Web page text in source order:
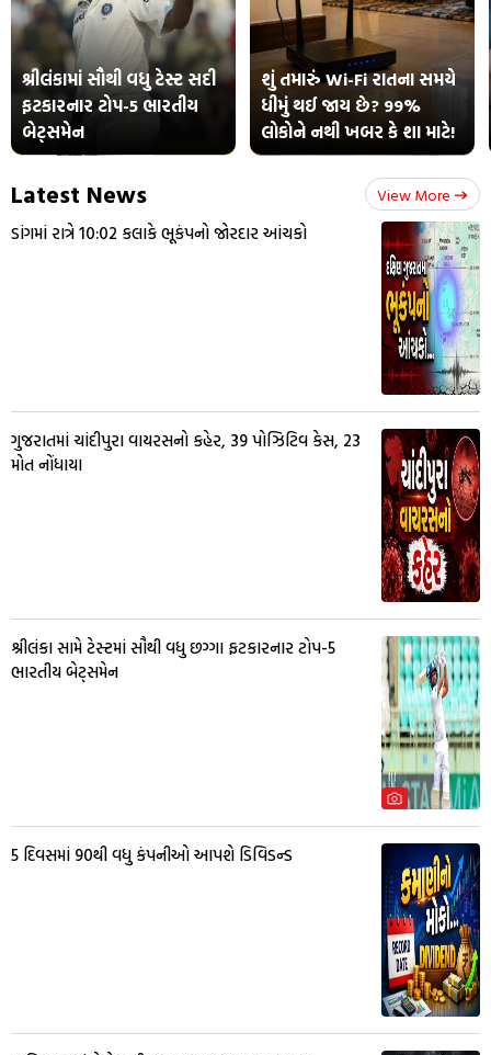
શ્રીલંકામાં સૌથી વધુ ટેસ્ટ સદી
ફટકારનાર ટોપ-5 ભારતીય
બેટ્સમેન
શું તમારું Wi-Fi રાતના સમયે
ધીમું થઈ જાય છે? 99%
લોકોને નથી ખબર કે શા માટે!
Latest News View More
ડાંગમાં રાત્રે 10:02 કલાકે ભૂકંપનો જોરદાર આંચકો
ગુજરાતમાં ચાંદીપુરા વાયરસનો કહેર, 39 પોઝિટિવ કેસ, 23
મોત નોંધાયા
શ્રીલંકા સામે ટેસ્ટમાં સૌથી વધુ છગ્ગા ફટકારનાર ટોપ-5
ભારતીય બેટ્સમેન
5 દિવસમાં 90થી વધુ કંપનીઓ આપશે ડિવિડન્ડ